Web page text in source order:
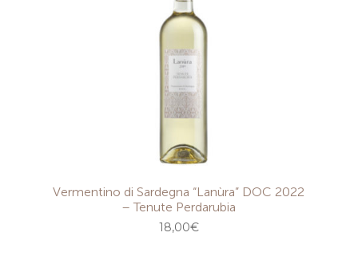
Vermentino di Sardegna “Lanùra” DOC 2022
– Tenute Perdarubia
18,00€